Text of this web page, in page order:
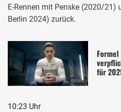
E-Rennen mit Penske (2020/21)
Berlin 2024) zurück.
Formel
für
10:23 Uhr